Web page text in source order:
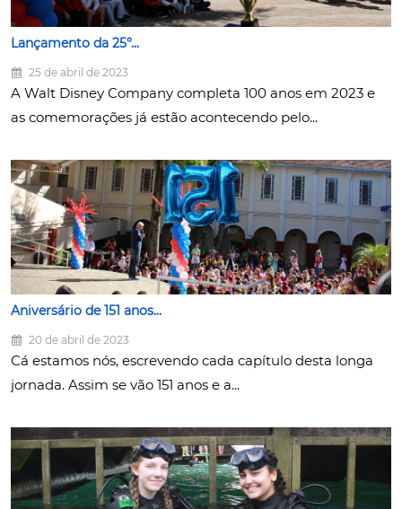
Lançamento da 25°...
25 de abril de 2023
A Walt Disney Company completa 100 anos em 2023 e
as comemorações já estão acontecendo pelo...
Aniversário de 151 anos...
20 de abril de 2023
Cá estamos nós, escrevendo cada capítulo desta longa
jornada. Assim se vão 151 anos e a...